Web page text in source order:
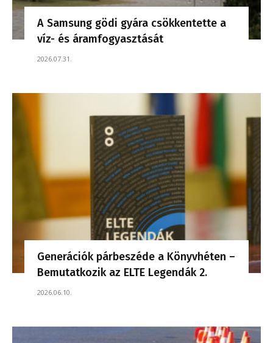
A Samsung gödi gyára csökkentette a
víz- és áramfogyasztását
2026.07.31.
Generációk párbeszéde a Könyvhéten –
Bemutatkozik az ELTE Legendák 2.
2026.06.10.